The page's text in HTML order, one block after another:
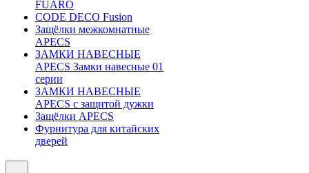
FUARO
CODE DECO Fusion
Защёлки межкомнатные
APECS
ЗАМКИ НАВЕСНЫЕ
APECS Замки навесные 01
серии
ЗАМКИ НАВЕСНЫЕ
APECS с защитой дужки
Защёлки APECS
Фурнитура для китайских
дверей